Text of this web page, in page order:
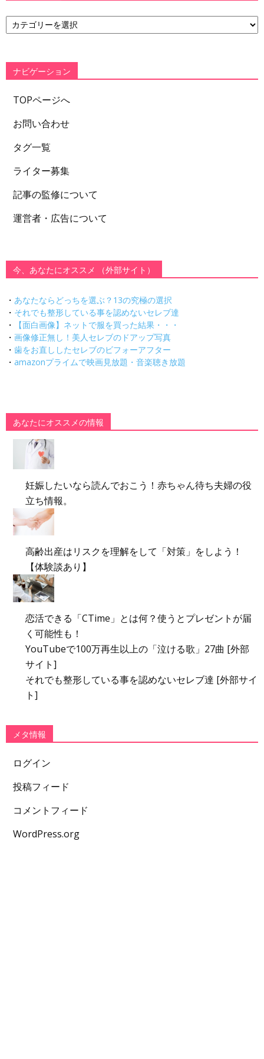
カ
テ
ー
ナビゲーション
TOPページへ
お問い合わせ
タグ一覧
ライター募集
記事の監修について
運営者・広告について
今、あなたにオススメ （外部サイト）
・ あなたならどっちを選ぶ？13の究極の選択
・ それでも整形している事を認めないセレブ達
・
【面白画像】ネットで服を買った結果・・・
・ 画像修正無し！美人セレブのドアップ写真
・ 歯をお直ししたセレブのビフォーアフター
・ amazonプライムで映画見放題・音楽聴き放題
あなたにオススメの情報
妊娠したいなら読んでおこう！赤ちゃん待ち夫婦の役
立ち情報。
高齢出産はリスクを理解をして「対策」をしよう！
【体験談あり】
恋活できる「CTime」とは何？使うとプレゼントが届
く可能性も！
YouTubeで100万再生以上の「泣ける歌」27曲 [外部
サイト]
それでも整形している事を認めないセレブ達 [外部サイ
ト]
メタ情報
ログイン
投稿フィード
コメントフィード
WordPress.org